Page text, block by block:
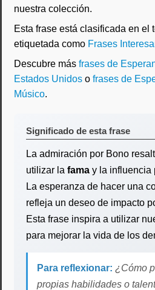
nuestra colección.
Esta frase está clasificada en el
etiquetada como Frases
Descubre más frases de
Estados Unidos o frases de
Músico.
Significado de esta frase
La admiración por Bono
utilizar la fama y la influencia
La esperanza de hacer una
refleja un deseo de impacto
Esta frase inspira a utilizar
para mejorar la vida de los
Para reflexionar: ¿Cómo
propias habilidades o